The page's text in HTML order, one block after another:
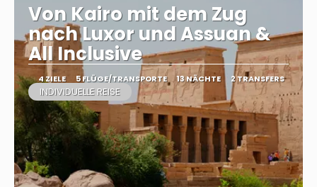
Von Kairo mit dem Zug
nach Luxor und Assuan &
All Inclusive
4 ZIELE 5 FLÜGE/TRANSPORTE 13 NÄCHTE 2 TRANSFERS
INDIVIDUELLE REISE